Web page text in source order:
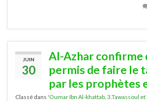
JUIN
30
Al-Azhar confirme
permis de faire le
par les prophètes
Classé dans 'Oumar Ibn Al-khattab 3.Tawassoul